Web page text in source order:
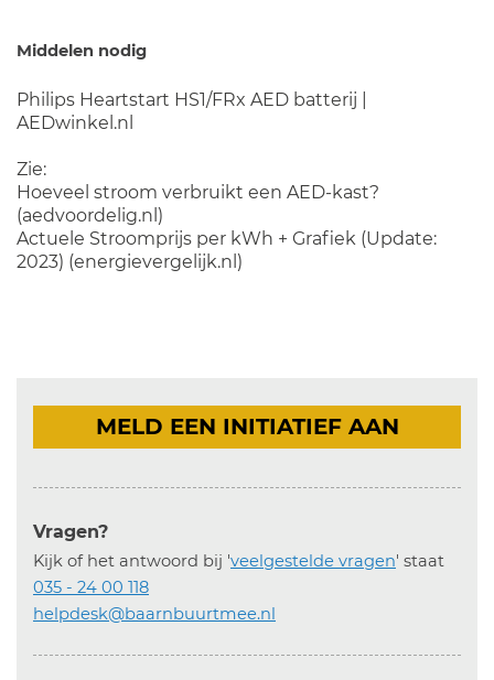
Middelen nodig
Philips Heartstart HS1/FRx AED batterij |
AEDwinkel.nl
Zie:
Hoeveel stroom verbruikt een AED-kast?
(aedvoordelig.nl)
Actuele Stroomprijs per kWh + Grafiek (Update:
2023) (energievergelijk.nl)
MELD EEN INITIATIEF AAN
Vragen?
Kijk of het antwoord bij 'veelgestelde vragen' staat
035 - 24 00 118
helpdesk@baarnbuurtmee.nl